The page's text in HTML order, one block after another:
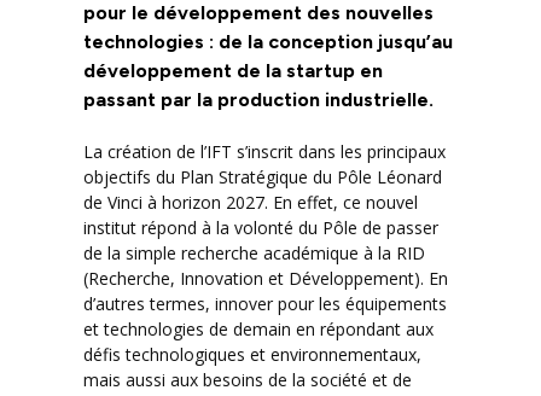
pour le développement des nouvelles
technologies : de la conception jusqu’au
développement de la startup en
passant par la production industrielle.
La création de l’IFT s’inscrit dans les principaux
objectifs du Plan Stratégique du Pôle Léonard
de Vinci à horizon 2027. En effet, ce nouvel
institut répond à la volonté du Pôle de passer
de la simple recherche académique à la RID
(Recherche, Innovation et Développement). En
d’autres termes, innover pour les équipements
et technologies de demain en répondant aux
défis technologiques et environnementaux,
mais aussi aux besoins de la société et de